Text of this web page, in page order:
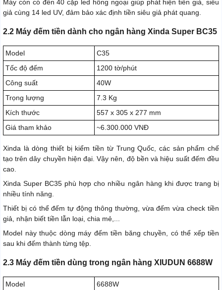
Máy còn có đến 40 cặp led hồng ngoại giúp phát hiện tiền giả, siêu
giả cùng 14 led UV, đảm bảo xác định tiền siêu giả phát quang.
2.2 Máy đếm tiền dành cho ngân hàng Xinda Super BC35
Model
C35
Tốc độ đếm
1200 tờ/phút
Công suất
40W
Trọng lượng
7.3 Kg
Kích thước
557 x 305 x 277 mm
Giá tham khảo
~6.300.000 VNĐ
Xinda là dòng thiết bị kiểm tiền từ Trung Quốc, các sản phẩm chế
tạo trên dây chuyền hiện đại. Vậy nên, độ bền và hiệu suất đếm đều
cao.
Xinda Super BC35 phù hợp cho nhiều ngân hàng khi được trang bị
nhiều tính năng.
Thiết bị có thể đếm tự động thông thường, vừa đếm vừa check tiền
giả, nhận biết tiền lẫn loại, chia mẻ,...
Model này thuộc dòng máy đếm tiền băng chuyền, có thể xếp tiền
sau khi đếm thành từng tệp.
2.3 Máy đếm tiền dùng trong ngân hàng XIUDUN 6688W
Model
6688W